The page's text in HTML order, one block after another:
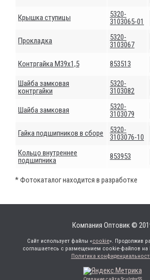
Крышка ступицы
5320-
3103065-01
Прокладка
5320-
3103067
Контргайка М39х1,5 853513
Шайба замковая
контргайки
5320-
3103082
Шайба замковая
5320-
3103079
Гайка подшипников в сборе
5320-
3103076-10
Кольцо внутреннее
подшипника
853953
* Фотокаталог находится в разработке
Компания Оптовик ©
Сайт использует файлы «cookie». Продолжив
соглашаетесь с размещением cookie-файлов
Политика